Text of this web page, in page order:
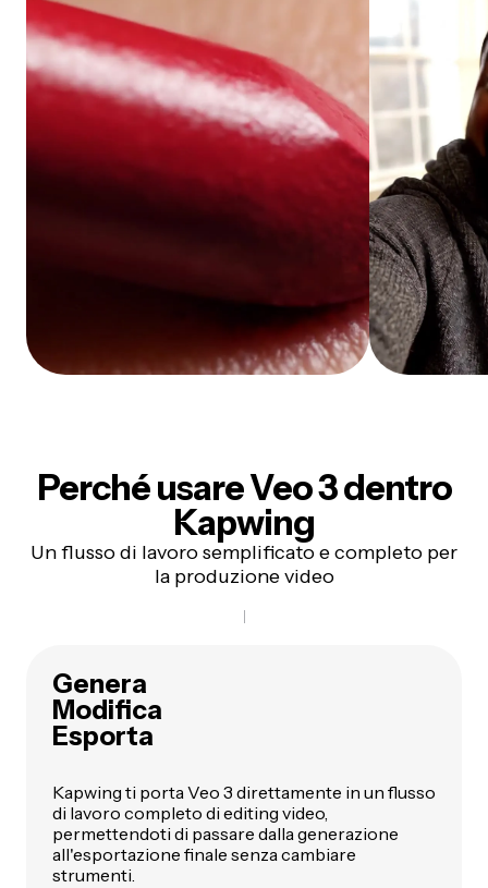
Perché usareVeo 3 dentro
Kapwing
Un flusso di lavoro semplificato e completo per
la produzione video
Genera
Modifica
Esporta
Kapwing ti porta Veo 3 direttamente in un flusso
di lavoro completo di editing video,
permettendoti di passare dalla generazione
all'esportazione finale senza cambiare
strumenti.